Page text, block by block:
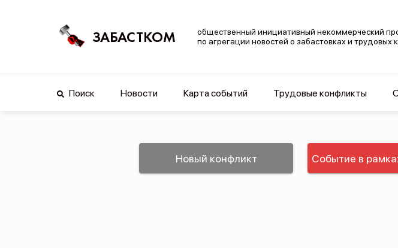
ЗАБАСТКОМ
общественный инициативный некоммерческий
по агрегации новостей о забастовках и трудовых
Поиск Новости Карта событий Трудовые конфликты
Новый конфликт Событие в